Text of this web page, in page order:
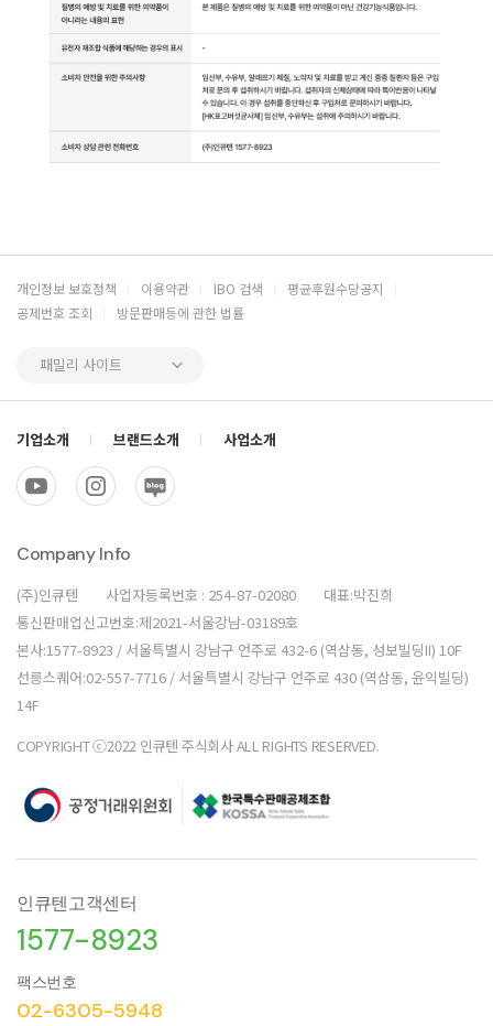
개인정보 보호정책 이용약관 IBO 검색
평균후원수당공지
공제번호 조회
방문판매등에 관한 법률
패밀리 사이트
기업소개 브랜드소개 사업소개
Company Info
(주)인큐텐 사업자등록번호 : 254-87-02080
대표:박진희
통신판매업신고번호:제2021-서울강남-03189호
본사:1577-8923 / 서울특별시 강남구 언주로 432-6 (역삼동, 성보빌딩II) 10F
선릉스퀘어:02-557-7716 / 서울특별시 강남구 언주로 430 (역삼동, 윤익빌딩)
14F
COPYRIGHT ⓒ2022 인큐텐 주식회사 ALL RIGHTS RESERVED.
인큐텐고객센터
1577-8923
팩스번호
02-6305-5948